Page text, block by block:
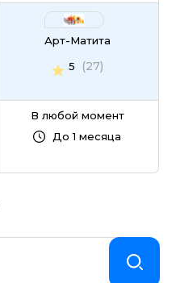
Арт-Матита
5
(27)
В любой момент
До 1 месяца